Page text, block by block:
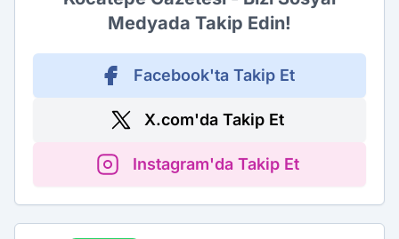
Medyada Takip Edin!
Facebook'ta Takip Et
X.com'da Takip Et
Instagram'da Takip Et